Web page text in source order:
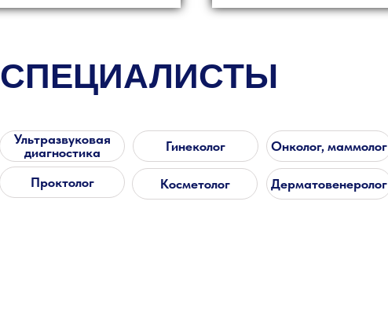
СПЕЦИАЛИСТЫ
Дерматовенеролог
Ультразвуковая
диагностика
Проктолог
Гинеколог Онколог, маммолог
Косметолог